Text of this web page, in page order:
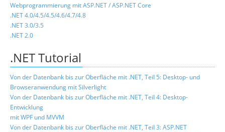
Webprogrammierung mit ASP.NET / ASP.NET Core
.NET 4.0/4.5/4.5/4.6/4.7/4.8
.NET 3.0/3.5
.NET 2.0
.NET Tutorial
Von der Datenbank bis zur Oberfläche mit .NET, Teil 5: Desktop- und
Browseranwendung mit Silverlight
Von der Datenbank bis zur Oberfläche mit .NET, Teil 4: Desktop-
Entwicklung
mit WPF und MVVM
Von der Datenbank bis zur Oberfläche mit .NET, Teil 3: ASP.NET